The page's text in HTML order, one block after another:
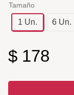
Tamaño
1 Un. 6 Un.
$ 178